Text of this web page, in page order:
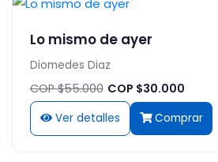
Lo mismo de ayer
Diomedes Diaz
COP $55.000 COP $30.000
Ver detalles Comprar